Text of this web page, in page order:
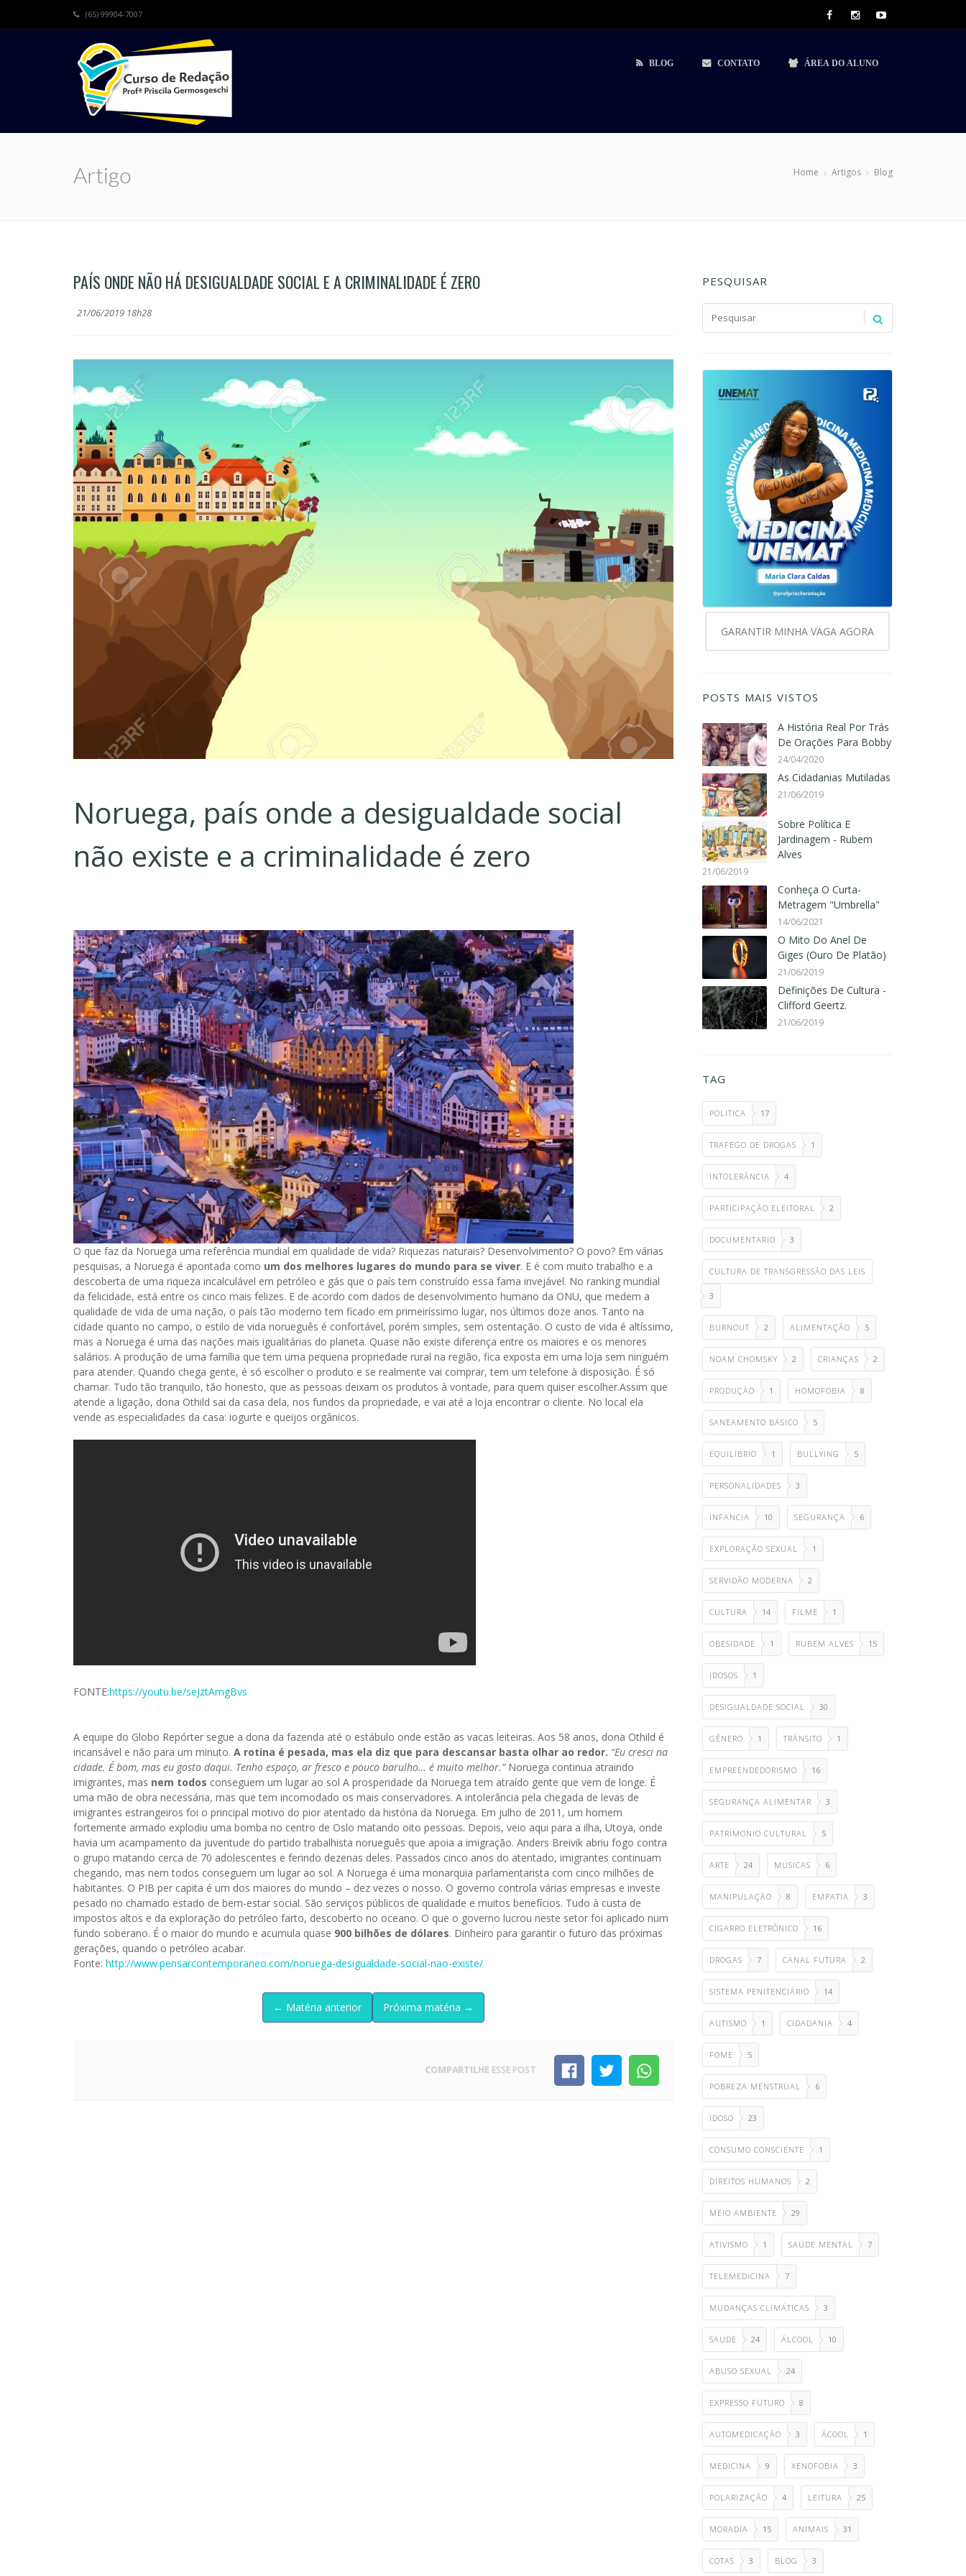
(65) 99904-7007
BLOG CONTATO ÁREA DO ALUNO
Artigo Home Artigos Blog
PAÍS ONDE NÃO HÁ DESIGUALDADE SOCIAL E A CRIMINALIDADE É ZERO
21/06/2019 18h28
Noruega, país onde a desigualdade social
não existe e a criminalidade é zero
O que faz da Noruega uma referência mundial em qualidade de vida? Riquezas naturais? Desenvolvimento? O povo? Em várias
pesquisas, a Noruega é apontada como um dos melhores lugares do mundo para se viver. E é com muito trabalho e a
descoberta de uma riqueza incalculável em petróleo e gás que o país tem construído essa fama invejável. No ranking mundial
da felicidade, está entre os cinco mais felizes. E de acordo com dados de desenvolvimento humano da ONU, que medem a
qualidade de vida de uma nação, o país tão moderno tem ficado em primeiríssimo lugar, nos últimos doze anos. Tanto na
cidade quanto no campo, o estilo de vida norueguês é confortável, porém simples, sem ostentação. O custo de vida é altíssimo,
mas a Noruega é uma das nações mais igualitárias do planeta. Quase não existe diferença entre os maiores e os menores
salários. A produção de uma família que tem uma pequena propriedade rural na região, fica exposta em uma loja sem ninguém
para atender. Quando chega gente, é só escolher o produto e se realmente vai comprar, tem um telefone à disposição. É só
chamar. Tudo tão tranquilo, tão honesto, que as pessoas deixam os produtos à vontade, para quem quiser escolher.Assim que
atende a ligação, dona Othild sai da casa dela, nos fundos da propriedade, e vai até a loja encontrar o cliente. No local ela
vende as especialidades da casa: iogurte e queijos orgânicos.
FONTE:https://youtu.be/seJztAmgBvs
A equipe do Globo Repórter segue a dona da fazenda até o estábulo onde estão as vacas leiteiras. Aos 58 anos, dona Othild é
incansável e não para um minuto. A rotina é pesada, mas ela diz que para descansar basta olhar ao redor. “Eu cresci na
cidade. É bom, mas eu gosto daqui. Tenho espaço, ar fresco e pouco barulho… é muito melhor.”Noruega continua atraindo
imigrantes, mas nem todos conseguem um lugar ao sol A prosperidade da Noruega tem atraído gente que vem de longe. É
uma mão de obra necessária, mas que tem incomodado os mais conservadores. A intolerância pela chegada de levas de
imigrantes estrangeiros foi o principal motivo do pior atentado da história da Noruega. Em julho de 2011, um homem
fortemente armado explodiu uma bomba no centro de Oslo matando oito pessoas. Depois, veio aqui para a ilha, Utoya, onde
havia um acampamento da juventude do partido trabalhista norueguês que apoia a imigração. Anders Breivik abriu fogo contra
o grupo matando cerca de 70 adolescentes e ferindo dezenas deles. Passados cinco anos do atentado, imigrantes continuam
chegando, mas nem todos conseguem um lugar ao sol. A Noruega é uma monarquia parlamentarista com cinco milhões de
habitantes. O PIB per capita é um dos maiores do mundo – dez vezes o nosso. O governo controla várias empresas e investe
pesado no chamado estado de bem-estar social. São serviços públicos de qualidade e muitos benefícios. Tudo à custa de
impostos altos e da exploração do petróleo farto, descoberto no oceano. O que o governo lucrou neste setor foi aplicado num
fundo soberano. É o maior do mundo e acumula quase 900 bilhões de dólares. Dinheiro para garantir o futuro das próximas
gerações, quando o petróleo acabar.
Fonte: http://www.pensarcontemporaneo.com/noruega-desigualdade-social-nao-existe/
← Matéria anterior Próxima matéria →
COMPARTILHE ESSE POST
PESQUISAR
GARANTIR MINHA VAGA AGORA
POSTS MAIS VISTOS
A História Real Por Trás
De Orações Para Bobby
24/04/2020
As Cidadanias Mutiladas
21/06/2019
Sobre Política E
Jardinagem - Rubem
Alves
21/06/2019
Conheça O Curta-
Metragem "Umbrella"
14/06/2021
O Mito Do Anel De
Giges (Ouro De Platão)
21/06/2019
Definições De Cultura -
Clifford Geertz.
21/06/2019
TAG
POLITICA 17
TRAFEGO DE DROGAS 1
INTOLERÂNCIA 4
PARTICIPAÇÃO ELEITORAL 2
DOCUMENTARIO 3
CULTURA DE TRANSGRESSÃO DAS LEIS
3
BURNOUT 2 ALIMENTAÇÃO 5
NOAM CHOMSKY 2 CRIANÇAS 2
PRODUÇÃO 1 HOMOFOBIA 8
SANEAMENTO BÁSICO 5
EQUILÍBRIO 1 BULLYING 5
PERSONALIDADES 3
INFANCIA 10 SEGURANÇA 6
EXPLORAÇÃO SEXUAL 1
SERVIDÃO MODERNA 2
CULTURA 14 FILME 1
OBESIDADE 1 RUBEM ALVES 15
IDOSOS 1
DESIGUALDADE SOCIAL 30
GÊNERO 1 TRÂNSITO 1
EMPREENDEDORISMO 16
SEGURANÇA ALIMENTAR 3
PATRIMONIO CULTURAL 5
ARTE 24 MUSICAS 6
MANIPULAÇÃO 8 EMPATIA 3
CIGARRO ELETRÔNICO 16
DROGAS 7 CANAL FUTURA 2
SISTEMA PENITENCIÁRIO 14
AUTISMO 1 CIDADANIA 4
FOME 5
POBREZA MENSTRUAL 6
IDOSO 23
CONSUMO CONSCIENTE 1
DIREITOS HUMANOS 2
MEIO AMBIENTE 29
ATIVISMO 1 SAÚDE MENTAL 7
TELEMEDICINA 7
MUDANÇAS CLIMÁTICAS 3
SAUDE 24 ÁLCOOL 10
ABUSO SEXUAL 24
EXPRESSO FUTURO 8
AUTOMEDICAÇÃO 3 ÁCOOL 1
MEDICINA 9 XENOFOBIA 3
POLARIZAÇÃO 4 LEITURA 25
MORADIA 15 ANIMAIS 31
COTAS 3 BLOG 3